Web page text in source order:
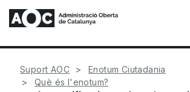
Suport AOC
Enotum Ciutadania
Què és l'enotum?